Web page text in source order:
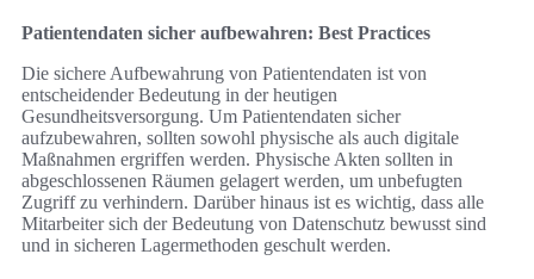
Patientendaten sicher aufbewahren: Best Practices
Die sichere Aufbewahrung von Patientendaten ist von
entscheidender Bedeutung in der heutigen
Gesundheitsversorgung. Um Patientendaten sicher
aufzubewahren, sollten sowohl physische als auch digitale
Maßnahmen ergriffen werden. Physische Akten sollten in
abgeschlossenen Räumen gelagert werden, um unbefugten
Zugriff zu verhindern. Darüber hinaus ist es wichtig, dass alle
Mitarbeiter sich der Bedeutung von Datenschutz bewusst sind
und in sicheren Lagermethoden geschult werden.